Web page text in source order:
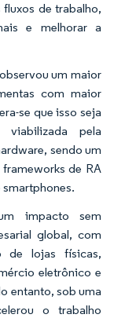
de trabalho,
e melhorar a
um maior
com maior
se que isso seja
viabilizada pela
sendo um
de RA
impacto sem
global, com
de lojas físicas,
eletrônico e
entanto, sob uma
o trabalho